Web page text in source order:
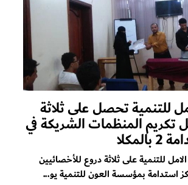
للتنمية تحصل على ثلاثة
تكريم المنظمات الشريكة في
للتنمية على ثلاثة دروع للأخصائيين
استدامة بمؤسسة العون للتنمية يو...